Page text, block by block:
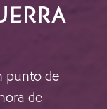
punto de
de